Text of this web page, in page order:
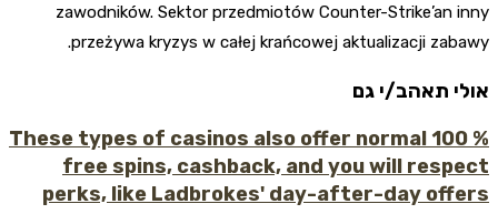
zawodników. Sektor przedmiotów Counter-Strike’an inny
przeżywa kryzys w całej krańcowej aktualizacji zabawy.
אולי תאהב/י גם
These types of casinos also offer normal 100 %
free spins, cashback, and you will respect
perks, like Ladbrokes' day-after-day offers